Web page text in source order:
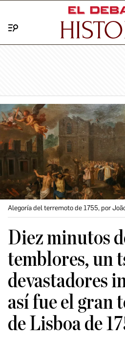
Alegoría del terremoto de 1755, por
Diez minutos
temblores, un
devastadores
así fue el gran
de Lisboa de